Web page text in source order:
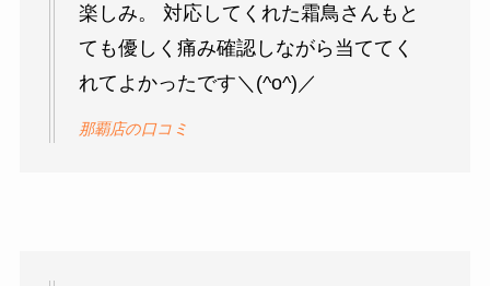
楽しみ。 対応してくれた霜鳥さんもと
ても優しく痛み確認しながら当ててく
れてよかったです＼(^o^)／
那覇店の口コミ